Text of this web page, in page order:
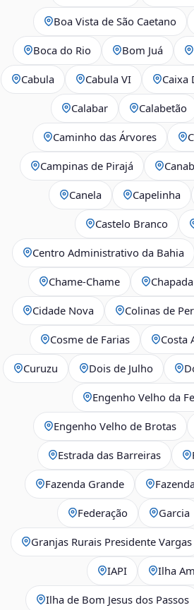
Boa Vista de São Caetano
Boca do Rio Bom Juá
Cabula Cabula VI Caixa
Calabar Calabetão
Caminho das Árvores
Campinas de Pirajá
Canela Capelinha
Castelo Branco
Centro Administrativo da Bahia
Chame-Chame
Cidade Nova Colinas de
Cosme de Farias Costa
Curuzu Dois de Julho
Engenho Velho da
Engenho Velho de Brotas
Estrada das Barreiras
Fazenda Grande
Federação Garcia
Granjas Rurais Presidente Vargas
IAPI Ilha
Ilha de Bom Jesus dos Passos